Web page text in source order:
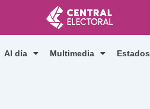
contenido
Al día Multimedia Estados